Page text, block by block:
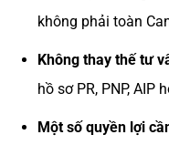
không phải toàn
Không thay thế tư
hồ sơ PR, PNP, AIP
Một số quyền lợi